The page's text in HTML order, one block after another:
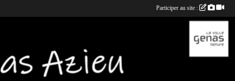
Participer au site :